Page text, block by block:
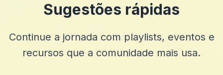
Sugestões rápidas
Continue a jornada com playlists, eventos e
recursos que a comunidade mais usa.